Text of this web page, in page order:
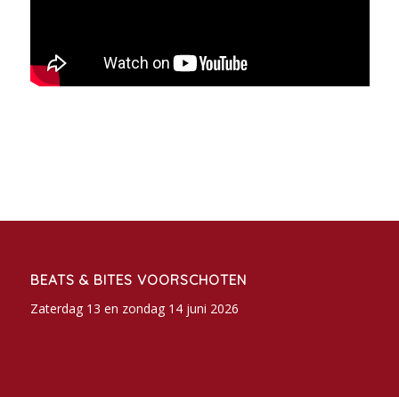
BEATS & BITES VOORSCHOTEN
Zaterdag 13 en zondag 14 juni 2026